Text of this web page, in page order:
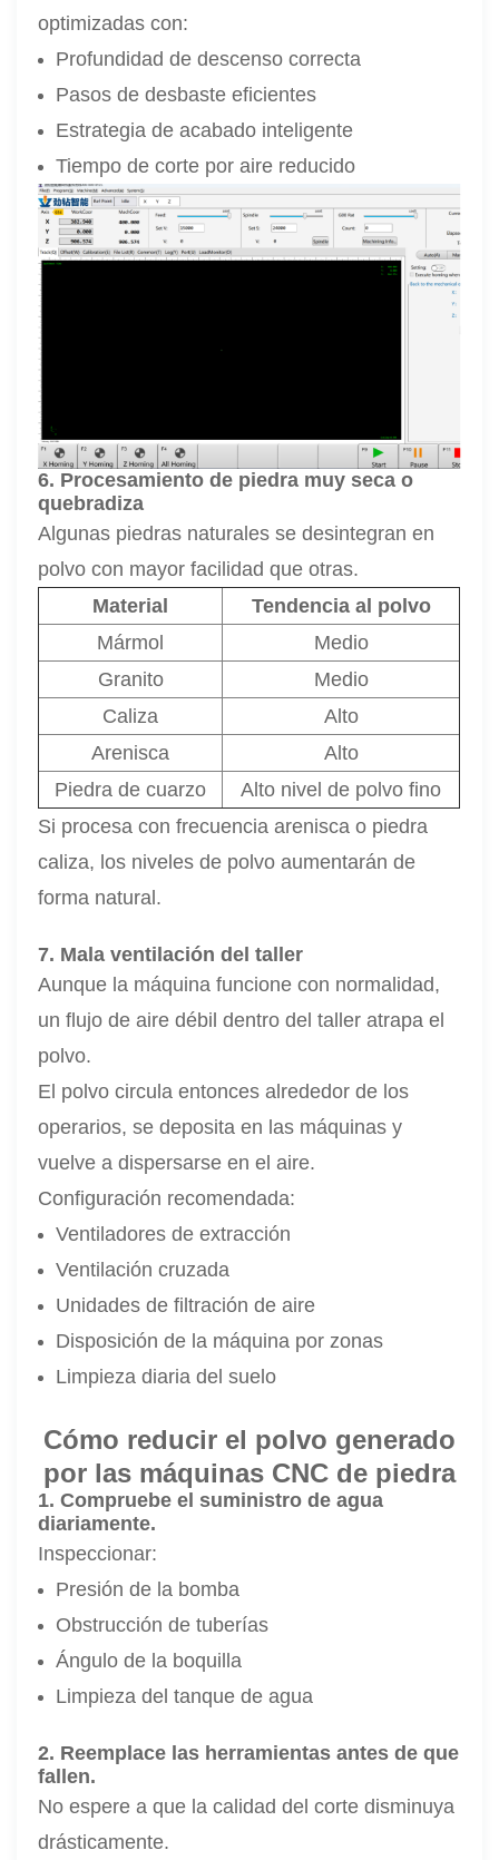
optimizadas con:
Profundidad de descenso correcta
Pasos de desbaste eficientes
Estrategia de acabado inteligente
Tiempo de corte por aire reducido
6. Procesamiento de piedra muy seca o
quebradiza
Algunas piedras naturales se desintegran en
polvo con mayor facilidad que otras.
Material
Tendencia al polvo
Mármol
Medio
Granito
Medio
Caliza
Alto
Arenisca
Alto
Piedra de cuarzo
Alto nivel de polvo fino
Si procesa con frecuencia arenisca o piedra
caliza, los niveles de polvo aumentarán de
forma natural.
7. Mala ventilación del taller
Aunque la máquina funcione con normalidad,
un flujo de aire débil dentro del taller atrapa el
polvo.
El polvo circula entonces alrededor de los
operarios, se deposita en las máquinas y
vuelve a dispersarse en el aire.
Configuración recomendada:
Ventiladores de extracción
Ventilación cruzada
Unidades de filtración de aire
Disposición de la máquina por zonas
Limpieza diaria del suelo
Cómo reducir el polvo generado
por las máquinas CNC de piedra
1. Compruebe el suministro de agua
diariamente.
Inspeccionar:
Presión de la bomba
Obstrucción de tuberías
Ángulo de la boquilla
Limpieza del tanque de agua
2. Reemplace las herramientas antes de que
fallen.
No espere a que la calidad del corte disminuya
drásticamente.